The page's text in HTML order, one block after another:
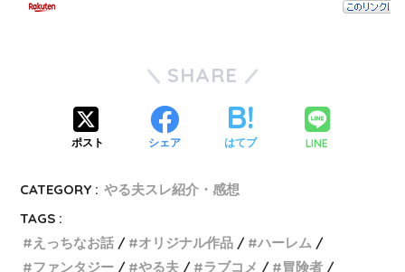
SHARE
ポスト シェア はてブ LINE
CATEGORY : やる夫スレ紹介・感想
TAGS :
えっちなお話
オリジナル作品
ハーレム
ファンタジー
やる夫 ラブコメ 冒険者